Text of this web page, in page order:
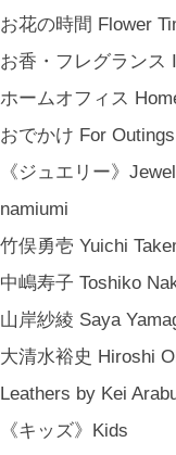
お花の時間 Flower
お香・フレグランス
ホームオフィス
おでかけ For Outings
《ジュエリー》
namiumi
竹俣勇壱 Yuichi
中嶋寿子 Toshiko
山岸紗綾 Saya
大清水裕史 Hiroshi
Leathers by Kei
《キッズ》Kids